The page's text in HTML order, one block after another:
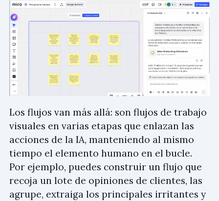
Los flujos van más allá: son flujos de trabajo
visuales en varias etapas que enlazan las
acciones de la IA, manteniendo al mismo
tiempo el elemento humano en el bucle.
Por ejemplo, puedes construir un flujo que
recoja un lote de opiniones de clientes, las
agrupe, extraiga los principales irritantes y